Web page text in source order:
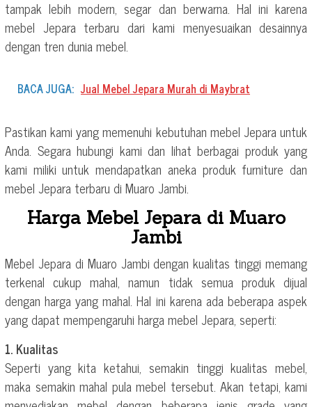
tampak lebih modern, segar dan berwarna. Hal ini karena
mebel Jepara terbaru dari kami menyesuaikan desainnya
dengan tren dunia mebel.
BACA JUGA: Jual Mebel Jepara Murah di Maybrat
Pastikan kami yang memenuhi kebutuhan mebel Jepara untuk
Anda. Segara hubungi kami dan lihat berbagai produk yang
kami miliki untuk mendapatkan aneka produk furniture dan
mebel Jepara terbaru di Muaro Jambi.
Harga Mebel Jepara di Muaro
Jambi
Mebel Jepara di Muaro Jambi dengan kualitas tinggi memang
terkenal cukup mahal, namun tidak semua produk dijual
dengan harga yang mahal. Hal ini karena ada beberapa aspek
yang dapat mempengaruhi harga mebel Jepara, seperti:
1. Kualitas
Seperti yang kita ketahui, semakin tinggi kualitas mebel,
maka semakin mahal pula mebel tersebut. Akan tetapi, kami